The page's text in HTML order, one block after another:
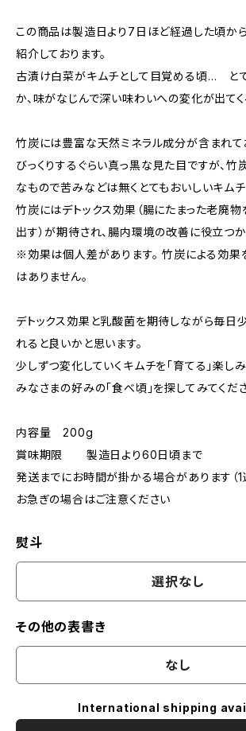
この商品は製造日より7日ほど経過した頃から
紹介しております。
古漬け白菜がキムチとして目覚める頃… とで
か、味がなじんで深い味わいへの変化が出てく
竹炭には豊富な天然ミネラル成分が含まれて
びっくりするぐらい真っ黒な見た目ですが、
なもので苦みなどは無くとてもおいしいキムチ
竹炭にはデトックス効果（腸にたまった老廃
出す）が期待され、腸内環境の改善に役立つ
※効果は個人差があります。 竹炭による効果
はありません。
デトックス効果と乳酸菌を期待しながら毎日
れると良いかと思います。
少しずつ変化していくキムチを「育てる」楽し
みなさまの好みの「食べ頃」を探してみてくださ
内容量 200g
賞味期限 製造日より60日頃まで
発送までにお時間が掛かる場合があります（1
お急ぎの場合はご注意ください
熨斗
選択なし
その他の表書き
なし
International shipping